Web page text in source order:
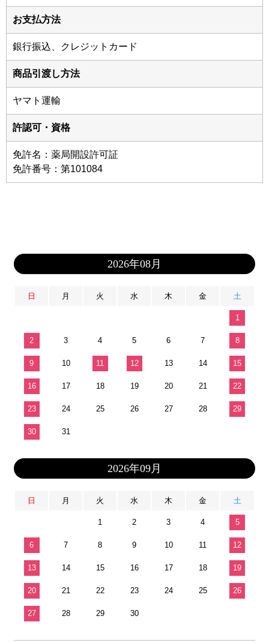
お支払方法
銀行振込、クレジットカード
商品引渡し方法
ヤマト運輸
許認可・資格
免許名：薬局開設許可証
免許番号：第101084
2026年08月
日 月 火 水 木 金 土
1
2 3 4 5 6 7 8
9 10 11 12 13 14 15
16 17 18 19 20 21 22
23 24 25 26 27 28 29
30 31
2026年09月
日 月 火 水 木 金 土
1 2 3 4 5
6 7 8 9 10 11 12
13 14 15 16 17 18 19
20 21 22 23 24 25 26
27 28 29 30